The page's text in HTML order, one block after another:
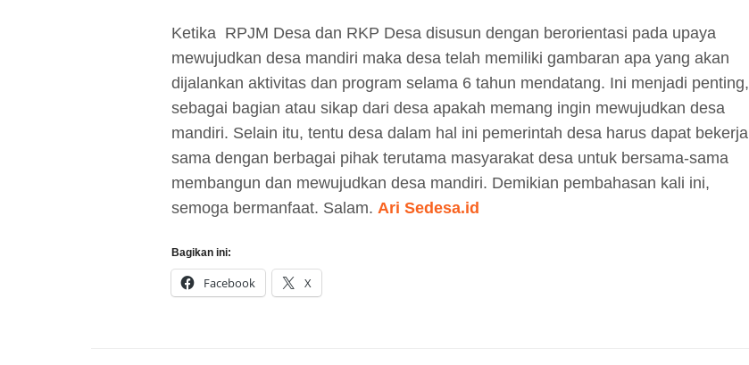
Ketika RPJM Desa dan RKP Desa disusun dengan berorientasi pada upaya
mewujudkan desa mandiri maka desa telah memiliki gambaran apa yang akan
dijalankan aktivitas dan program selama 6 tahun mendatang. Ini menjadi penting,
sebagai bagian atau sikap dari desa apakah memang ingin mewujudkan desa
mandiri. Selain itu, tentu desa dalam hal ini pemerintah desa harus dapat bekerja
sama dengan berbagai pihak terutama masyarakat desa untuk bersama-sama
membangun dan mewujudkan desa mandiri. Demikian pembahasan kali ini,
semoga bermanfaat. Salam. Ari Sedesa.id
Bagikan ini:
Facebook X